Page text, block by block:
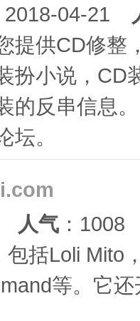
2018-04-21
提供CD修整
扮小说，CD
的反串信息
坛。
人气 ：1008
括Loli Mito
等。它